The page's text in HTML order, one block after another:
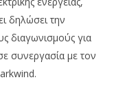
δηλώσει την
διαγωνισμούς για
συνεργασία με τον